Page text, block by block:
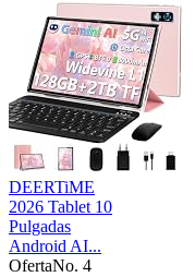
DEERTiME
2026 Tablet 10
Pulgadas
Android AI...
OfertaNo. 4